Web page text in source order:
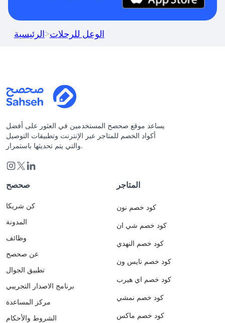
الرئيسية>الوعل للرحلات
يساعد موقع صحصح المستخدمين في العثور على أفضل
أكواد الخصم للمتاجر عبر الإنترنت وتطبيقات التوصيل
والتي يتم تحديثها باستمرار.
صحصح
كن شريكا
المدونة
وظائف
عن صحصح
تطبيق الجوال
برنامج الاصدار التجريبي
مركز المساعدة
الشروط والأحكام
المتاجر
كود خصم نون
كود خصم شي ان
كود خصم النهدي
كود خصم نايس ون
كود خصم اي هيرب
كود خصم نمشي
كود خصم ماكس